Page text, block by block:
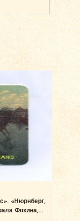
«Нюрнберг,
Фокина,...